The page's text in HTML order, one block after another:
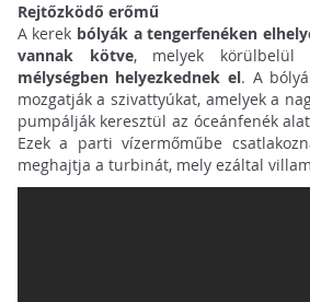
Rejtőzködő erőmű
A kerek bólyák a tengerfenéken
vannak kötve, melyek körülbelül
mélységben helyezkednek el. A
mozgatják a szivattyúkat, amelyek a
pumpálják keresztül az óceánfenék
Ezek a parti vízermőműbe
meghajtja a turbinát, mely ezáltal